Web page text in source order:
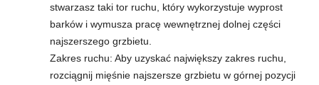
stwarzasz taki tor ruchu, który wykorzystuje wyprost
barków i wymusza pracę wewnętrznej dolnej części
najszerszego grzbietu.
Zakres ruchu: Aby uzyskać największy zakres ruchu,
rozciągnij mięśnie najszersze grzbietu w górnej pozycji